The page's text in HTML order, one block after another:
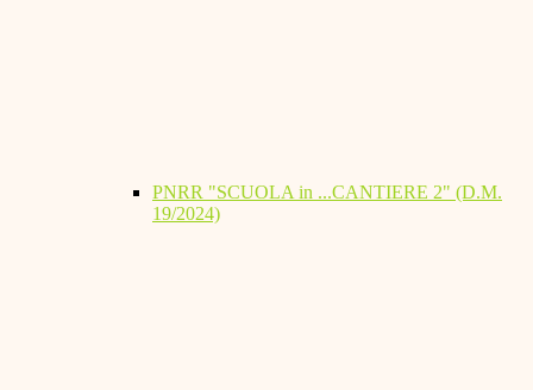
PNRR "SCUOLA in ...CANTIERE 2" (D.M.
19/2024)